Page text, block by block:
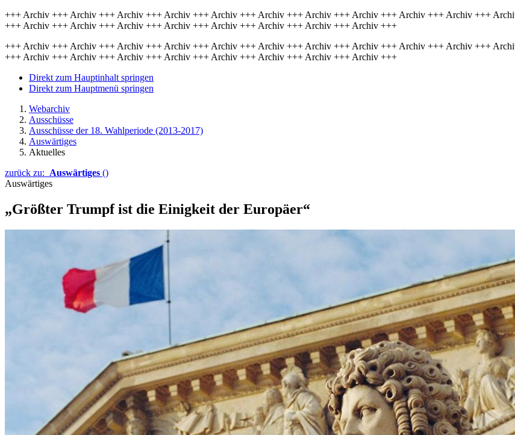
+++ Archiv +++ Archiv +++ Archiv +++ Archiv +++ Archiv +++ Archiv +++ Archiv +++ Archiv +++ Archiv +++ Archiv +++
+++ Archiv +++ Archiv +++ Archiv +++ Archiv +++ Archiv +++ Archiv +++ Archiv +++ Archiv +++
+++ Archiv +++ Archiv +++ Archiv +++ Archiv +++ Archiv +++ Archiv +++ Archiv +++ Archiv +++ Archiv +++ Archiv +++
+++ Archiv +++ Archiv +++ Archiv +++ Archiv +++ Archiv +++ Archiv +++ Archiv +++ Archiv +++
Direkt zum Hauptinhalt springen
Direkt zum Hauptmenü springen
Webarchiv
Ausschüsse
Ausschüsse der 18. Wahlperiode (2013-2017)
Auswärtiges
Aktuelles
zurück zu: Auswärtiges ()
Auswärtiges
„Größter Trumpf ist die Einigkeit der Europäer“